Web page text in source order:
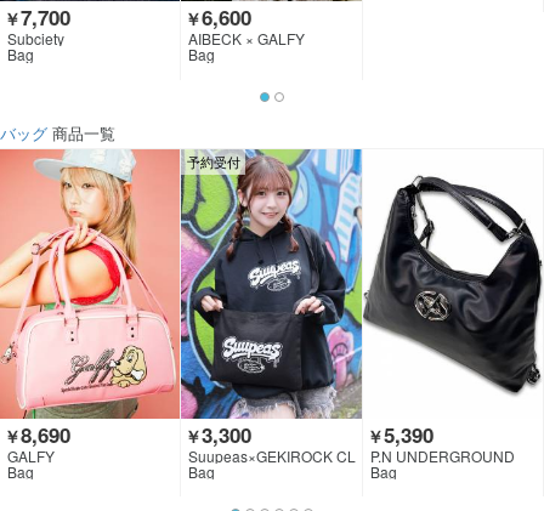
￥7,700
Subciety
Bag
￥6,600
AIBECK × GALFY
Bag
バッグ 商品一覧
￥8,690
GALFY
Bag
予約受付
￥3,300
Suupeas×GEKIROCK CL
OTHING
Bag
￥5,390
P.N UNDERGROUND
Bag